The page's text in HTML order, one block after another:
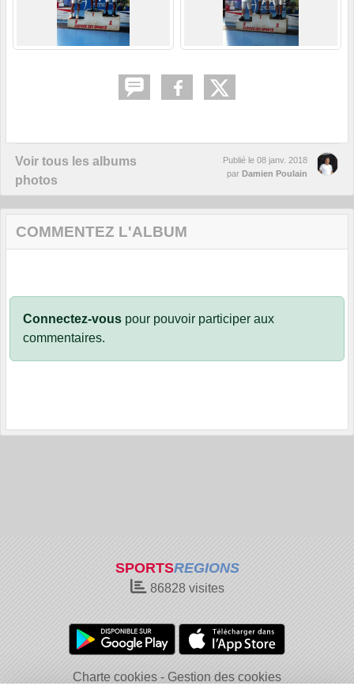
Voir tous les albums
photos
Publié le 08 janv. 2018
par Damien Poulain
COMMENTEZ L'ALBUM
Connectez-vous pour pouvoir participer aux
commentaires.
SPORTSREGIONS
86828visites
Charte cookies Gestion des cookies